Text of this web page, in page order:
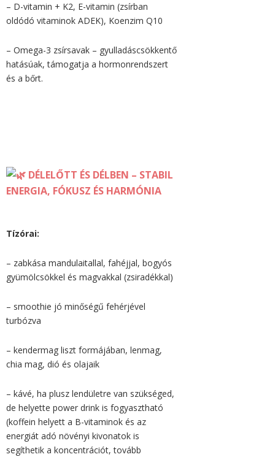
– D-vitamin + K2, E-vitamin (zsírban
oldódó vitaminok ADEK), Koenzim Q10
– Omega-3 zsírsavak – gyulladáscsökkentő
hatásúak, támogatja a hormonrendszert
és a bőrt.
DÉLELŐTT ÉS DÉLBEN – STABIL
ENERGIA, FÓKUSZ ÉS HARMÓNIA
Tízórai:
– zabkása mandulaitallal, fahéjjal, bogyós
gyümölcsökkel és magvakkal (zsiradékkal)
– smoothie jó minőségű fehérjével
turbózva
– kendermag liszt formájában, lenmag,
chia mag, dió és olajaik
– kávé, ha plusz lendületre van szükséged,
de helyette power drink is fogyasztható
(koffein helyett a B-vitaminok és az
energiát adó növényi kivonatok is
segíthetik a koncentrációt, tovább